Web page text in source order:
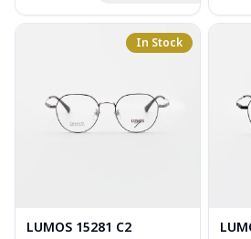
อุปกรณ์ : กล่องแว่น , ผ้าเช็ดแว่น
อุปกร
In Stock
LUMOS 15281 C2